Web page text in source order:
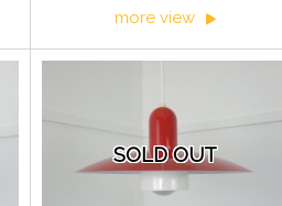
more view
SOLD OUT